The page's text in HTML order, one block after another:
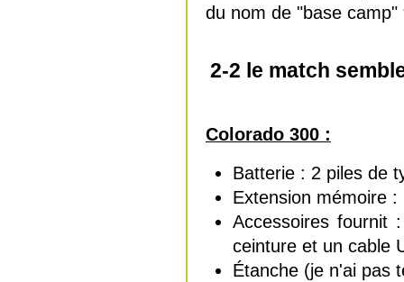
du nom de "base camp"
2-2 le match
Colorado 300 :
Batterie : 2 piles de
Extension mémoire
Accessoires fournit
ceinture et un cable
Étanche (je n'ai pas